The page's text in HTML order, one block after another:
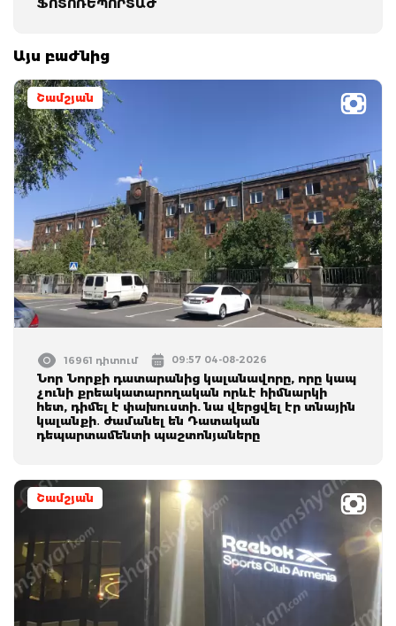
ՖՈՏՈՌԵՊՈՐՏԱԺ
Այս բաժնից
Շամշյան
16961 դիտում 09:57 04-08-2026
Նոր Նորքի դատարանից կալանավորը, որը կապ
չունի քրեակատարողական որևէ հիմնարկի
հետ, դիմել է փախուստի. նա վերցվել էր տնային
կալանքի․ ժամանել են Դատական
դեպարտամենտի պաշտոնյաները
Շամշյան